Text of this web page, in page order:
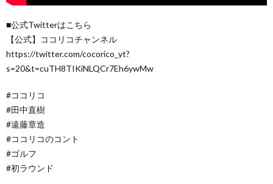
■公式Twitterはこちら
【公式】ココリコチャンネル
https://twitter.com/cocorico_yt?
s=20&t=cuTH8TIKiNLQCr7Eh6ywMw
#ココリコ
#田中直樹
#遠藤章造
#ココリコのコント
#ゴルフ
#初ラウンド